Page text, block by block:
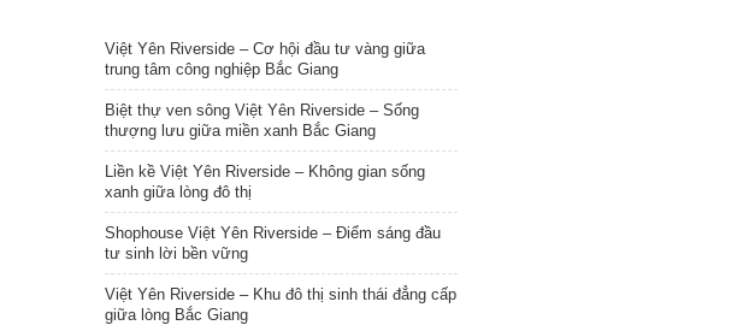
Việt Yên Riverside – Cơ hội đầu tư vàng giữa
trung tâm công nghiệp Bắc Giang
Biệt thự ven sông Việt Yên Riverside – Sống
thượng lưu giữa miền xanh Bắc Giang
Liền kề Việt Yên Riverside – Không gian sống
xanh giữa lòng đô thị
Shophouse Việt Yên Riverside – Điểm sáng đầu
tư sinh lời bền vững
Việt Yên Riverside – Khu đô thị sinh thái đẳng cấp
giữa lòng Bắc Giang